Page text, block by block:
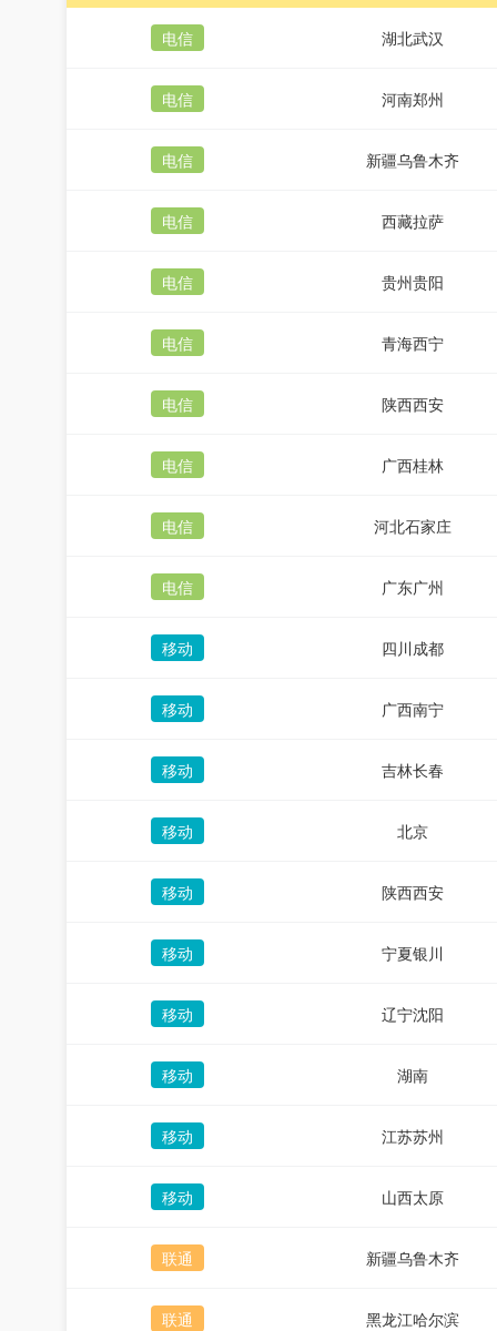
电信 湖北武汉
电信 河南郑州
电信 新疆乌鲁木齐
电信 西藏拉萨
电信 贵州贵阳
电信 青海西宁
电信 陕西西安
电信 广西桂林
电信 河北石家庄
电信 广东广州
移动 四川成都
移动 广西南宁
移动 吉林长春
移动 北京
移动 陕西西安
移动 宁夏银川
移动 辽宁沈阳
移动 湖南
移动 江苏苏州
移动 山西太原
联通 新疆乌鲁木齐
联通 黑龙江哈尔滨